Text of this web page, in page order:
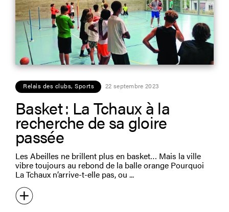
Relais des clubs, Sports 22 septembre 2023
Basket : La Tchaux à la
recherche de sa gloire
passée
Les Abeilles ne brillent plus en basket… Mais la ville
vibre toujours au rebond de la balle orange Pourquoi
La Tchaux n’arrive-t-elle pas, ou